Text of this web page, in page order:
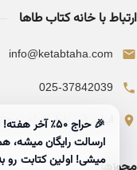
ارتباط با خانه کتاب طاها
info@ketabtaha.com
025-37842039
ایران، قم، بلوار معلم،
میشی! اولین کتابت